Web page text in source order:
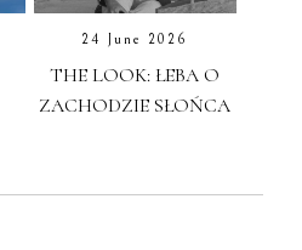
24 June 2026
THE LOOK: ŁEBA O
ZACHODZIE SŁOŃCA